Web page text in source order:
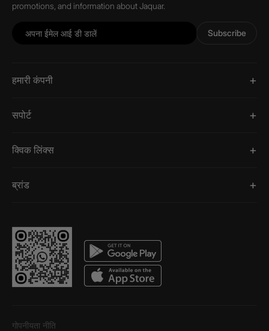
promotions, and information about Jaquar.
Subscribe
हमारी कंपनी
सपोर्ट
क्विक लिंक्स
ब्रांड
गोपनीयता नीति